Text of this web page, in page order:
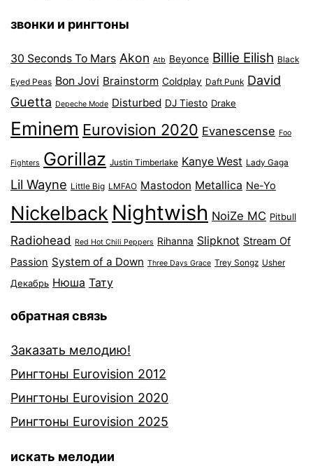
звонки и рингтоны
30 Seconds To Mars Akon Atb Beyonce Billie Eilish Black
Eyed Peas Bon Jovi Brainstorm Coldplay Daft Punk David
Guetta Depeche Mode Disturbed DJ Tiesto Drake
Eminem Eurovision 2020 Evanescense Foo
Fighters Gorillaz Justin Timberlake Kanye West Lady Gaga
Lil Wayne Little Big LMFAO Mastodon Metallica Ne-Yo
Nickelback Nightwish NoiZe MC Pitbull
Radiohead Red Hot Chili Peppers Rihanna Slipknot Stream Of
Passion System of a Down Three Days Grace Trey Songz Usher
Декабрь Нюша Тату
обратная связь
Заказать мелодию!
Рингтоны Eurovision 2012
Рингтоны Eurovision 2020
Рингтоны Eurovision 2025
искать мелодии